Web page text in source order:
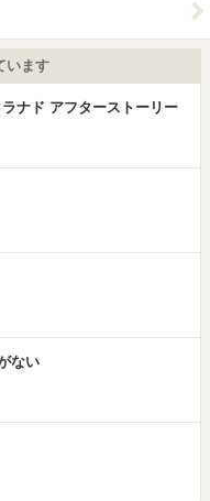
います
ナド アフターストーリー
ない